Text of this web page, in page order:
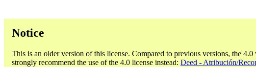
Notice
This is an older version of this license. Compared to previous versions, the
strongly recommend the use of the 4.0 license instead: Deed - Atribución/